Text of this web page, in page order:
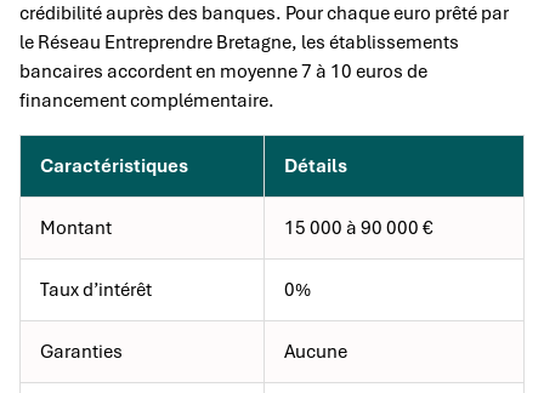
crédibilité auprès des banques. Pour chaque euro prêté par
le Réseau Entreprendre Bretagne, les établissements
bancaires accordent en moyenne 7 à 10 euros de
financement complémentaire.
Caractéristiques Détails
Montant 15 000 à 90 000 €
Taux d’intérêt 0%
Garanties Aucune